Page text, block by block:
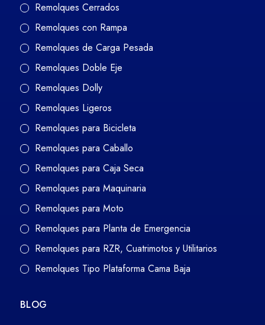
Remolques Cerrados
Remolques con Rampa
Remolques de Carga Pesada
Remolques Doble Eje
Remolques Dolly
Remolques Ligeros
Remolques para Bicicleta
Remolques para Caballo
Remolques para Caja Seca
Remolques para Maquinaria
Remolques para Moto
Remolques para Planta de Emergencia
Remolques para RZR, Cuatrimotos y Utilitarios
Remolques Tipo Plataforma Cama Baja
BLOG